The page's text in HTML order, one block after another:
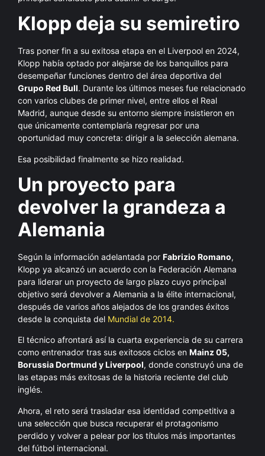
Klopp deja su semiretiro
Tras poner fin a su exitosa etapa en el Liverpool en 2024,
Klopp había optado por alejarse de los banquillos para
desempeñar funciones dentro del área deportiva del
Grupo Red Bull. Durante los últimos meses fue relacionado
con varios clubes de primer nivel, entre ellos el Real
Madrid, aunque desde su entorno siempre insistieron en
que únicamente contemplaría regresar por una
oportunidad muy concreta: dirigir a la selección alemana.
Esa posibilidad finalmente se hizo realidad.
Un proyecto para
devolver la grandeza a
Alemania
Según la información adelantada por Fabrizio Romano,
Klopp ya alcanzó un acuerdo con la Federación Alemana
para liderar un proyecto de largo plazo cuyo principal
objetivo será devolver a Alemania a la élite internacional,
después de varios años alejados de los grandes éxitos
desde la conquista del Mundial de 2014.
El técnico afrontará así la cuarta experiencia de su carrera
como entrenador tras sus exitosos ciclos en Mainz 05,
Borussia Dortmund y Liverpool, donde construyó una de
las etapas más exitosas de la historia reciente del club
inglés.
Ahora, el reto será trasladar esa identidad competitiva a
una selección que busca recuperar el protagonismo
perdido y volver a pelear por los títulos más importantes
del fútbol internacional.